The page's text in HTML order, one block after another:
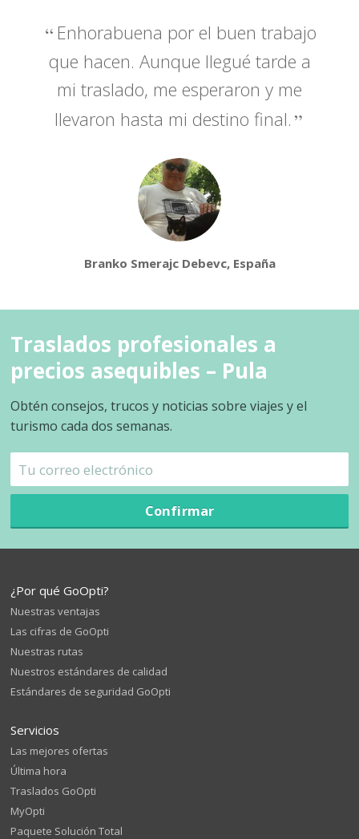
Enhorabuena por el buen trabajo
que hacen. Aunque llegué tarde a
mi traslado, me esperaron y me
llevaron hasta mi destino final.
Branko Smerajc Debevc, España
Traslados profesionales a
precios asequibles – Pula
Obtén consejos, trucos y noticias sobre viajes y el
turismo cada dos semanas.
Confirmar
¿Por qué GoOpti?
Nuestras ventajas
Las cifras de GoOpti
Nuestras rutas
Nuestros estándares de calidad
Estándares de seguridad GoOpti
Servicios
Las mejores ofertas
Última hora
Traslados GoOpti
MyOpti
Paquete Solución Total